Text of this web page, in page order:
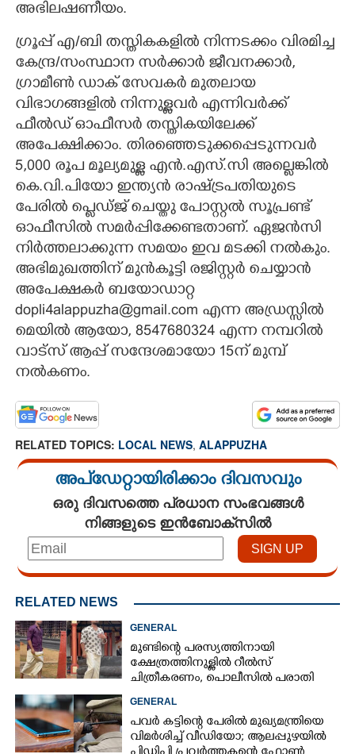
അഭിലഷണീയം.
ഗ്രൂപ്പ് എ/ബി തസ്തികകളിൽ നിന്നടക്കം വിരമിച്ച
കേന്ദ്ര/സംസ്ഥാന സർക്കാർ ജീവനക്കാർ,
ഗ്രാമീൺ ഡാക് സേവകർ മുതലായ
വിഭാഗങ്ങളിൽ നിന്നുള്ളവർ എന്നിവർക്ക്
ഫീൽഡ് ഓഫീസർ തസ്തികയിലേക്ക്
അപേക്ഷിക്കാം. തിരഞ്ഞെടുക്കപ്പെടുന്നവർ
5,000 രൂപ മൂല്യമുള്ള എൻ.എസ്.സി അല്ലെങ്കിൽ
കെ.വി.പിയോ ഇന്ത്യൻ രാഷ്ട്രപതിയുടെ
പേരിൽ പ്ലെഡ്ജ് ചെയ്തു പോസ്റ്റൽ സൂപ്രണ്ട്
ഓഫീസിൽ സമർപ്പിക്കേണ്ടതാണ്. ഏജൻസി
നിർത്തലാക്കുന്ന സമയം ഇവ മടക്കി നൽകും.
അഭിമുഖത്തിന് മുൻ‌കൂട്ടി രജിസ്റ്റർ ചെയ്യാൻ
അപേക്ഷകർ ബയോഡാറ്റ
dopli4alappuzha@gmail.com എന്ന അഡ്രസ്സിൽ
മെയിൽ ആയോ, 8547680324 എന്ന നമ്പറിൽ
വാട്സ് ആപ്പ് സന്ദേശമായോ 15ന് മുമ്പ്‌
നൽകണം.
RELATED TOPICS: LOCAL NEWS, ALAPPUZHA
അപ്ഡേറ്റായിരിക്കാം ദിവസവും
ഒരു ദിവസത്തെ പ്രധാന സംഭവങ്ങൾ
നിങ്ങളുടെ ഇൻബോക്സിൽ
RELATED NEWS
GENERAL
മുണ്ടിന്റെ പരസ്യത്തിനായി
ക്ഷേത്രത്തിനുള്ളിൽ റീൽസ്
ചിത്രീകരണം, പൊലീസിൽ പരാതി
GENERAL
പവർ കട്ടിന്റെ പേരിൽ മുഖ്യമന്ത്രിയെ
വിമർശിച്ച് വീഡിയോ; ആലപ്പുഴയിൽ